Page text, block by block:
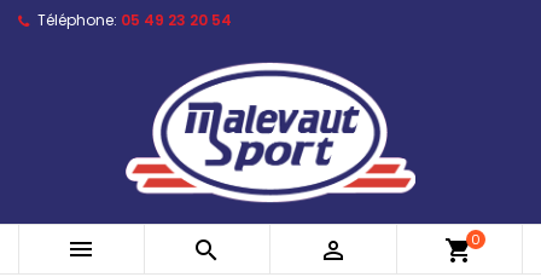
Téléphone: 05 49 23 20 54
   shopping_cart0